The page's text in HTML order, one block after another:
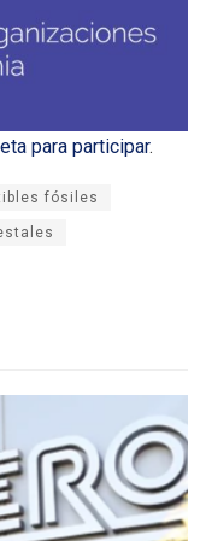
para participar.
fósiles